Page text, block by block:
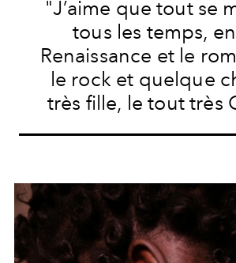
"J’aime que tout se
tous les temps,
Renaissance et le
le rock et quelque
très fille, le tout très